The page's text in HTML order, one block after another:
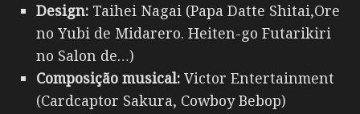
Design: Taihei Nagai (Papa Datte Shitai,Ore
no Yubi de Midarero. Heiten-go Futarikiri
no Salon de…)
Composição musical: Victor Entertainment
(Cardcaptor Sakura, Cowboy Bebop)